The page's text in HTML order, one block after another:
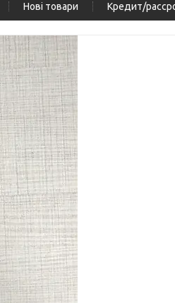
Нові товари Кредит/